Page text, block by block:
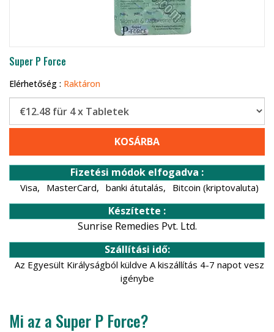
Super P Force
Elérhetőség : Raktáron
KOSÁRBA
Fizetési módok elfogadva :
Visa, MasterCard, banki átutalás, Bitcoin (kriptovaluta)
Készítette :
Sunrise Remedies Pvt. Ltd.
Szállítási idő:
Az Egyesült Királyságból küldve A kiszállítás 4-7 napot vesz
igénybe
Mi az a Super P Force?